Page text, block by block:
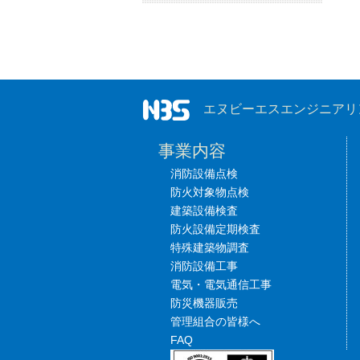
エヌビーエスエンジニア
事業内容
消防設備点検
防火対象物点検
建築設備検査
防火設備定期検査
特殊建築物調査
消防設備工事
電気・電気通信工事
防災機器販売
管理組合の皆様へ
FAQ